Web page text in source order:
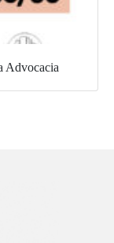
Advocacia